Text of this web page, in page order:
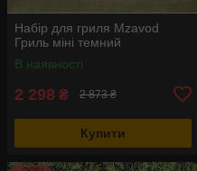
Набір для гриля Mzavod
Гриль міні темний
В наявності
2 298 ₴ 2 873 ₴
Купити